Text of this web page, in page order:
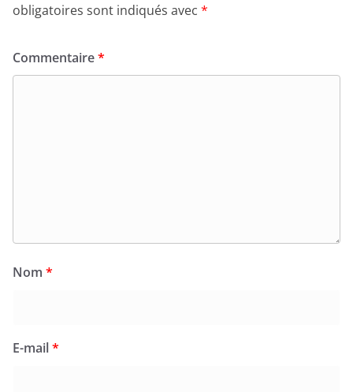
obligatoires sont indiqués avec *
Commentaire*
Nom *
E-mail*